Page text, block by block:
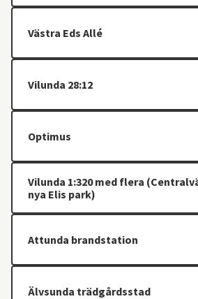
Västra Eds Allé
Vilunda 28:12
Optimus
Vilunda 1:320 med flera
nya Elis park)
Attunda brandstation
Älvsunda trädgårdsstad